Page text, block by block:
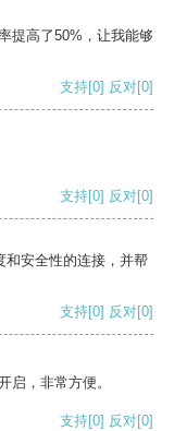
提高了50%，让我能够
支持[0] 反对[0]
支持[0] 反对[0]
和安全性的连接，并帮
支持[0] 反对[0]
启，非常方便。
支持[0] 反对[0]